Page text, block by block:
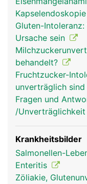
statt, das heisst,
(Resorption) der
Innenseite des
unzählige kleine
wodurch die
wird. Die
Darmschleimhaut
Pfortader zur
Gluten-
Ursache sein
behandelt?
Fruchtzucker-
unverträglich sind
Fragen und
/Unverträglichkeit
Krankheitsbilder
Salmonellen-
Enteritis
Zöliakie,